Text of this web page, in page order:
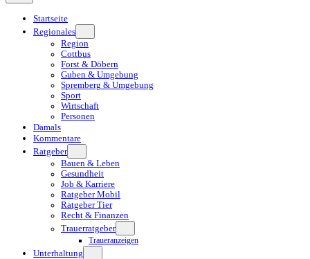
Startseite
Regionales
Region
Cottbus
Forst & Döbern
Guben & Umgebung
Spremberg & Umgebung
Sport
Wirtschaft
Personen
Damals
Kommentare
Ratgeber
Bauen & Leben
Gesundheit
Job & Karriere
Ratgeber Mobil
Ratgeber Tier
Recht & Finanzen
Trauerratgeber
Traueranzeigen
Unterhaltung